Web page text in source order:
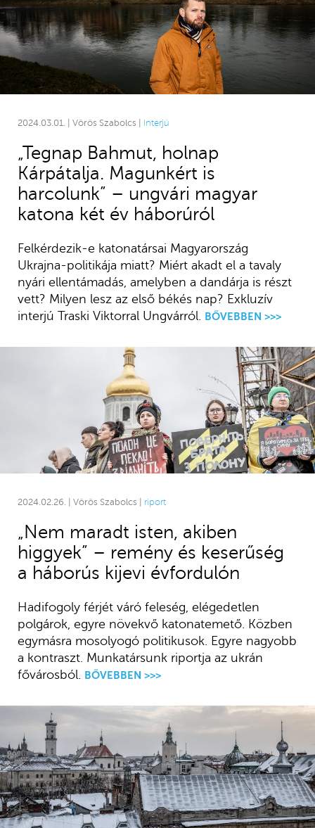
2024.03.01. | Vörös Szabolcs | Interjú
„Tegnap Bahmut, holnap
Kárpátalja. Magunkért is
harcolunk” – ungvári magyar
katona két év háborúról
Felkérdezik-e katonatársai Magyarország
Ukrajna-politikája miatt? Miért akadt el a tavaly
nyári ellentámadás, amelyben a dandárja is részt
vett? Milyen lesz az első békés nap? Exkluzív
interjú Traski Viktorral Ungvárról.
BŐVEBBEN >>>
2024.02.26. | Vörös Szabolcs | riport
„Nem maradt isten, akiben
higgyek” – remény és keserűség
a háborús kijevi évfordulón
Hadifogoly férjét váró feleség, elégedetlen
polgárok, egyre növekvő katonatemető. Közben
egymásra mosolyogó politikusok. Egyre nagyobb
a kontraszt. Munkatársunk riportja az ukrán
fővárosból.
BŐVEBBEN >>>